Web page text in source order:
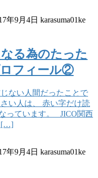
年9月4日 karasuma01ke
る為のたった
フィール②
ない人間だったことで
い人は、 赤い字だけ読
っています。 JICO関西
[…]
年9月4日 karasuma01ke